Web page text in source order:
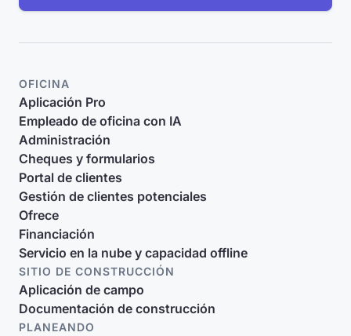
OFICINA
Aplicación Pro
Empleado de oficina con IA
Administración
Cheques y formularios
Portal de clientes
Gestión de clientes potenciales
Ofrece
Financiación
Servicio en la nube y capacidad offline
SITIO DE CONSTRUCCIÓN
Aplicación de campo
Documentación de construcción
PLANEANDO